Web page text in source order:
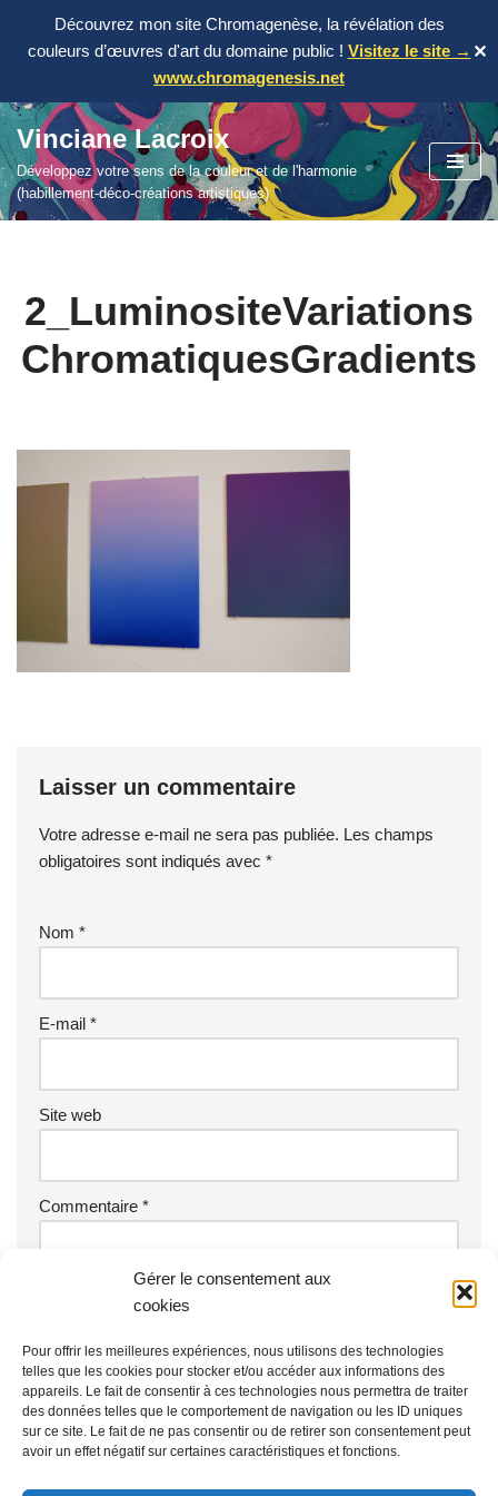
Gérer le consentement aux
cookies
Pour offrir les meilleures expériences, nous utilisons des technologies
telles que les cookies pour stocker et/ou accéder aux informations des
appareils. Le fait de consentir à ces technologies nous permettra de traiter
des données telles que le comportement de navigation ou les ID uniques
sur ce site. Le fait de ne pas consentir ou de retirer son consentement peut
avoir un effet négatif sur certaines caractéristiques et fonctions.
Découvrez mon site Chromagenèse, la révélation des
couleurs d’œuvres d'art du domaine public ! Visitez le site →
www.chromagenesis.net
✕
Aller
au
contenu
Vinciane Lacroix
Développez votre sens de la couleur et de l'harmonie
(habillement-déco-créations artistiques)
2_LuminositeVariations
ChromatiquesGradients
Laisser un commentaire
Votre adresse e-mail ne sera pas publiée. Les champs
obligatoires sont indiqués avec *
Nom *
E-mail *
Site web
Commentaire *